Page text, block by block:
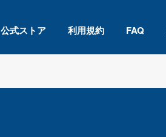
公式ストア 利用規約 FAQ